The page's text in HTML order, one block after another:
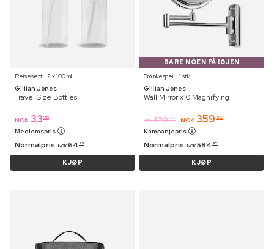
Reisesett ⋅ 2 x 100 ml
Gillian Jones
Travel Size Bottles
NOK 33 95
Medlemspris
Normalpris: NOK 64 95
KJØP
BARE NOEN FÅ IGJEN
Sminkespeil ⋅ 1 stk
Gillian Jones
Wall Mirror x10 Magnifying
NOK 370 95 NOK 359 82
Kampanjepris
Normalpris: NOK 584 95
KJØP